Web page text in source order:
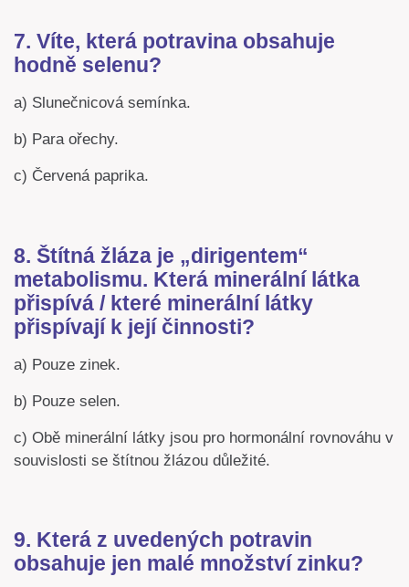
7. Víte, která potravina obsahuje
hodně selenu?
a) Slunečnicová semínka.
b) Para ořechy.
c) Červená paprika.
8. Štítná žláza je „dirigentem“
metabolismu. Která minerální látka
přispívá / které minerální látky
přispívají k její činnosti?
a) Pouze zinek.
b) Pouze selen.
c) Obě minerální látky jsou pro hormonální rovnováhu v
souvislosti se štítnou žlázou důležité.
9. Která z uvedených potravin
obsahuje jen malé množství zinku?